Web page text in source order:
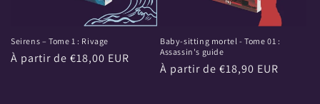
Seirens – Tome 1 : Rivage
Prix
À partir de €18,00 EUR
Baby-sitting mortel - Tome 01 :
Assassin's guide
Prix
À partir de €18,90 EUR